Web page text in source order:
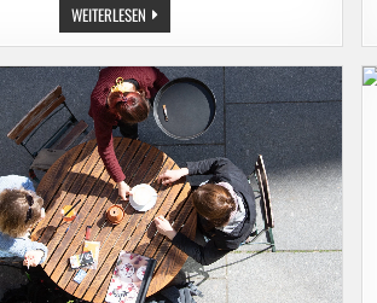
WEITERLESEN UMGANG
MIT
PEKING:
DIE
ERSPARNISSE
DER
CHINESEN